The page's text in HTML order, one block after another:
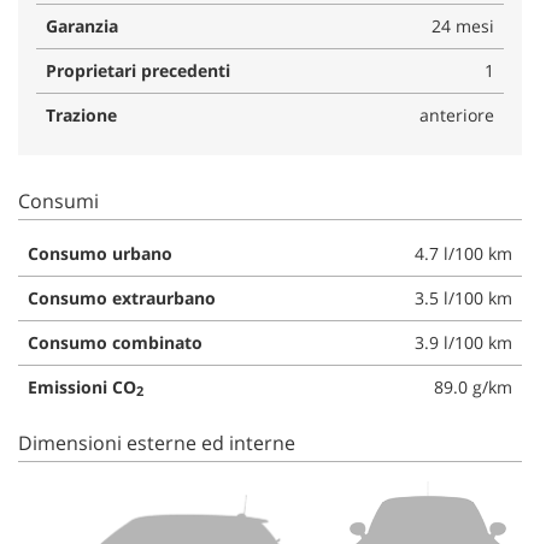
Garanzia
24 mesi
Proprietari precedenti
1
Trazione
anteriore
Consumi
Consumo urbano
4.7 l/100 km
Consumo extraurbano
3.5 l/100 km
Consumo combinato
3.9 l/100 km
Emissioni CO2 89.0 g/km
Dimensioni esterne ed interne